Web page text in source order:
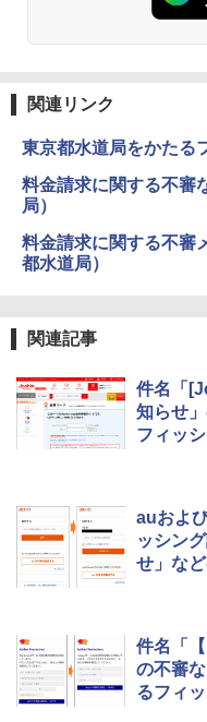
関連リンク
東京都水道局をかたる
料金請求に関する不審
局）
料金請求に関する不審
都水道局）
関連記事
件名「
知らせ
フィッ
auおよ
ッシン
せ」な
件名「
の不審
るフィ